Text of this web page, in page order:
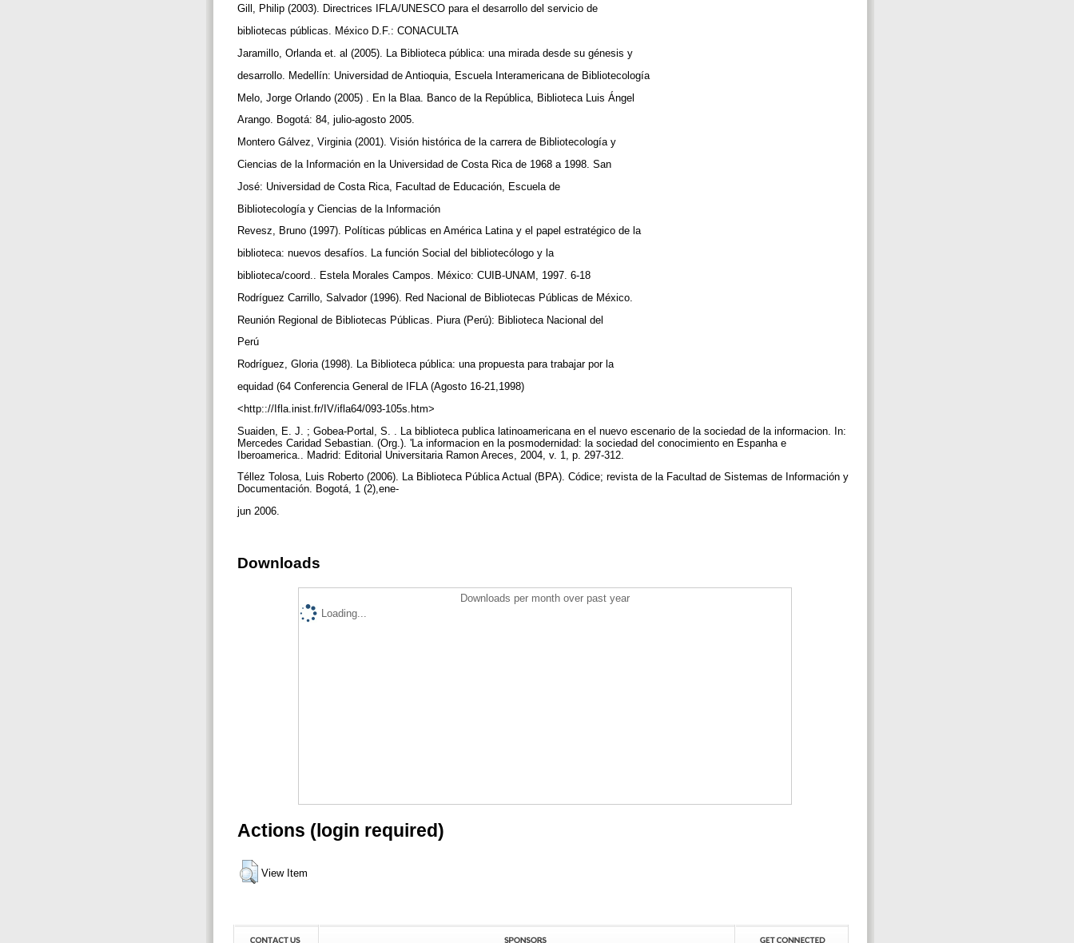
Gill, Philip (2003). Directrices IFLA/UNESCO para el desarrollo del servicio de
bibliotecas públicas. México D.F.: CONACULTA
Jaramillo, Orlanda et. al (2005). La Biblioteca pública: una mirada desde su génesis y
desarrollo. Medellín: Universidad de Antioquia, Escuela Interamericana de Bibliotecología
Melo, Jorge Orlando (2005) . En la Blaa. Banco de la República, Biblioteca Luis Ángel
Arango. Bogotá: 84, julio-agosto 2005.
Montero Gálvez, Virginia (2001). Visión histórica de la carrera de Bibliotecología y
Ciencias de la Información en la Universidad de Costa Rica de 1968 a 1998. San
José: Universidad de Costa Rica, Facultad de Educación, Escuela de
Bibliotecología y Ciencias de la Información
Revesz, Bruno (1997). Políticas públicas en América Latina y el papel estratégico de la
biblioteca: nuevos desafíos. La función Social del bibliotecólogo y la
biblioteca/coord.. Estela Morales Campos. México: CUIB-UNAM, 1997. 6-18
Rodríguez Carrillo, Salvador (1996). Red Nacional de Bibliotecas Públicas de México.
Reunión Regional de Bibliotecas Públicas. Piura (Perú): Biblioteca Nacional del
Perú
Rodríguez, Gloria (1998). La Biblioteca pública: una propuesta para trabajar por la
equidad (64 Conferencia General de IFLA (Agosto 16-21,1998)
<http:://Ifla.inist.fr/IV/ifla64/093-105s.htm>
Suaiden, E. J. ; Gobea-Portal, S. . La biblioteca publica latinoamericana en el nuevo escenario de la sociedad de la informacion. In:
Mercedes Caridad Sebastian. (Org.). 'La informacion en la posmodernidad: la sociedad del conocimiento en Espanha e
Iberoamerica.. Madrid: Editorial Universitaria Ramon Areces, 2004, v. 1, p. 297-312.
Téllez Tolosa, Luis Roberto (2006). La Biblioteca Pública Actual (BPA). Códice; revista de la Facultad de Sistemas de Información y
Documentación. Bogotá, 1 (2),ene-
jun 2006.
Downloads
Downloads per month over past year
Loading...
Actions (login required)
View Item